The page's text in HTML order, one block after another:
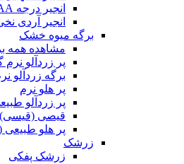
انجیر درجه AAA استهبان
انجیر آردی
برگه میوه خشک
مشاهده همه
پر زردآلو
برگه زردآلو
پر هلو نرم
پر زردآلو
قیصی (قیسی)
پر هلو
زرشک
زرشک پفکی